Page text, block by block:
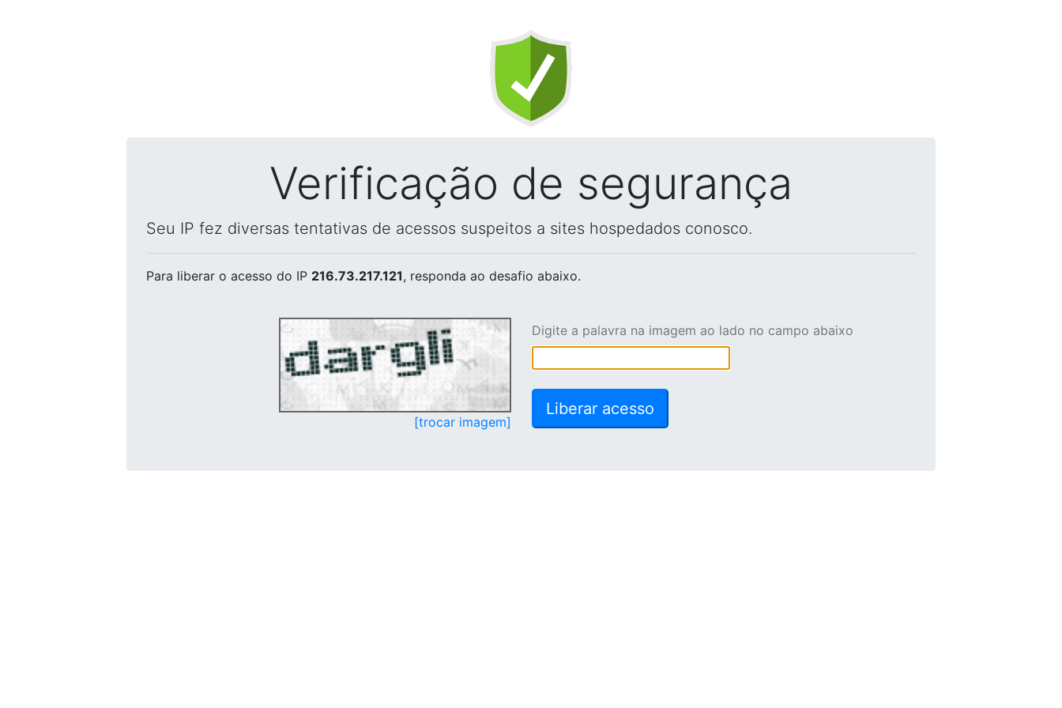
Verificação de segurança
Seu IP fez diversas tentativas de acessos suspeitos a sites hospedados conosco.
Para liberar o acesso do IP 216.73.217.121, responda ao desafio abaixo.
[trocar imagem]
Digite a palavra na imagem ao lado no campo abaixo